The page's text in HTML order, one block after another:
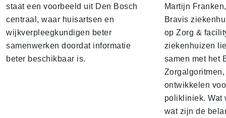
staat een voorbeeld uit Den Bosch
centraal, waar huisartsen en
wijkverpleegkundigen beter
samenwerken doordat informatie
beter beschikbaar is.
Martijn
Bravis
op Zorg &
ziekenhuizen
samen met het
ontwikkelen
polikliniek. Wat
wat zijn de